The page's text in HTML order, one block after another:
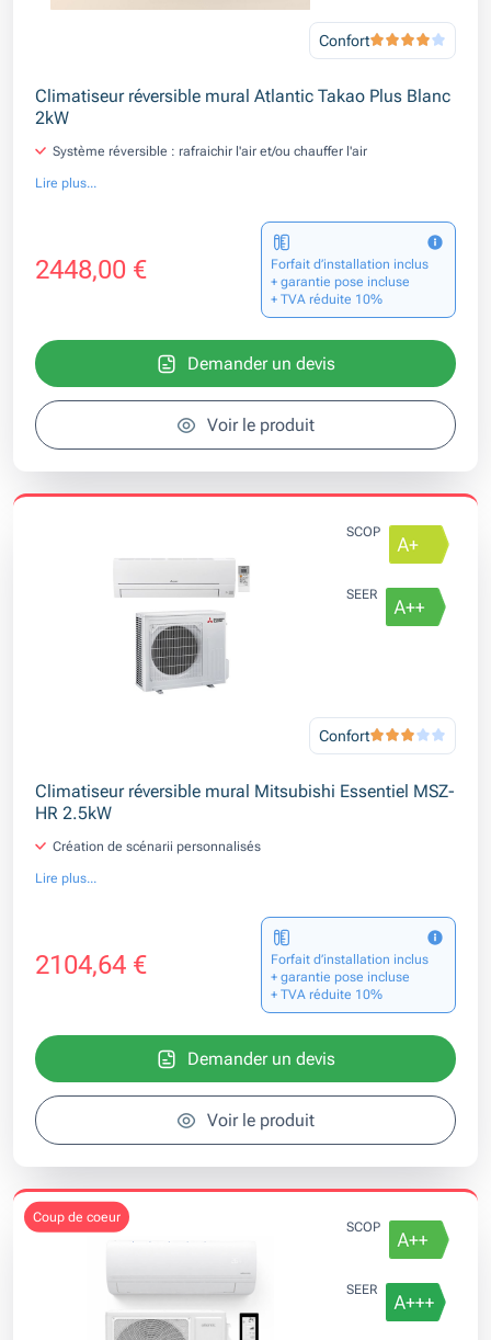
Confort
Climatiseur réversible mural Atlantic Takao Plus Blanc
2kW
Système réversible : rafraichir l'air et/ou chauffer l'air
Lire plus...
2448,00 €
Forfait d’installation inclus
+ garantie pose incluse
+ TVA réduite 10%
Demander un devis
Voir le produit
SCOP
SEER
Confort
Climatiseur réversible mural Mitsubishi Essentiel MSZ-
HR 2.5kW
Création de scénarii personnalisés
Lire plus...
2104,64 €
Forfait d’installation inclus
+ garantie pose incluse
+ TVA réduite 10%
Demander un devis
Voir le produit
coup de coeur
SCOP
SEER